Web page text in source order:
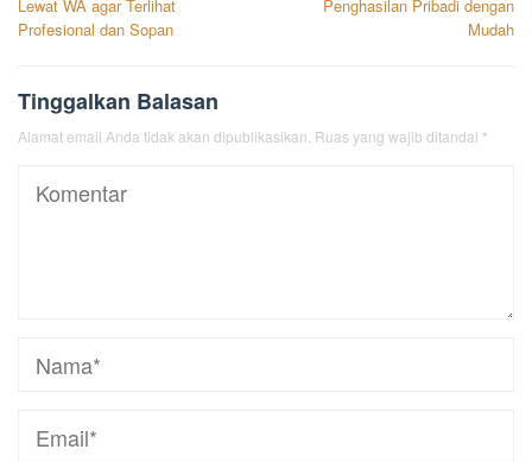
Lewat WA agar Terlihat
Profesional dan Sopan
Penghasilan Pribadi dengan
Mudah
Tinggalkan Balasan
Alamat email Anda tidak akan dipublikasikan. Ruas yang wajib ditandai *